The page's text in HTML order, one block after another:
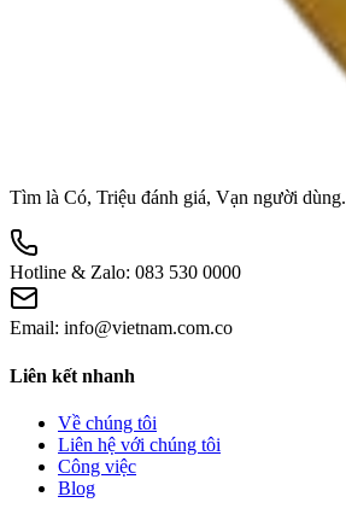
Tìm là Có, Triệu đánh giá, Vạn người dùng.
Hotline & Zalo: 083 530 0000
Email: info@vietnam.com.co
Liên kết nhanh
Về chúng tôi
Liên hệ với chúng tôi
Công việc
Blog